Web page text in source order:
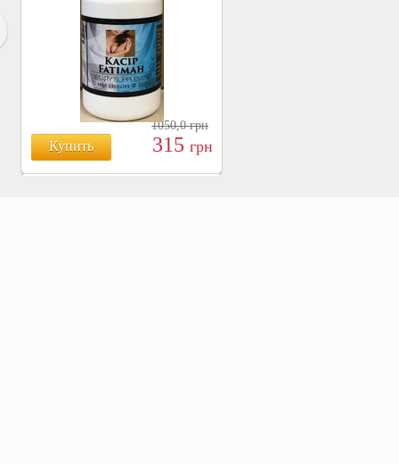
Купить
1050,0грн
315 грн